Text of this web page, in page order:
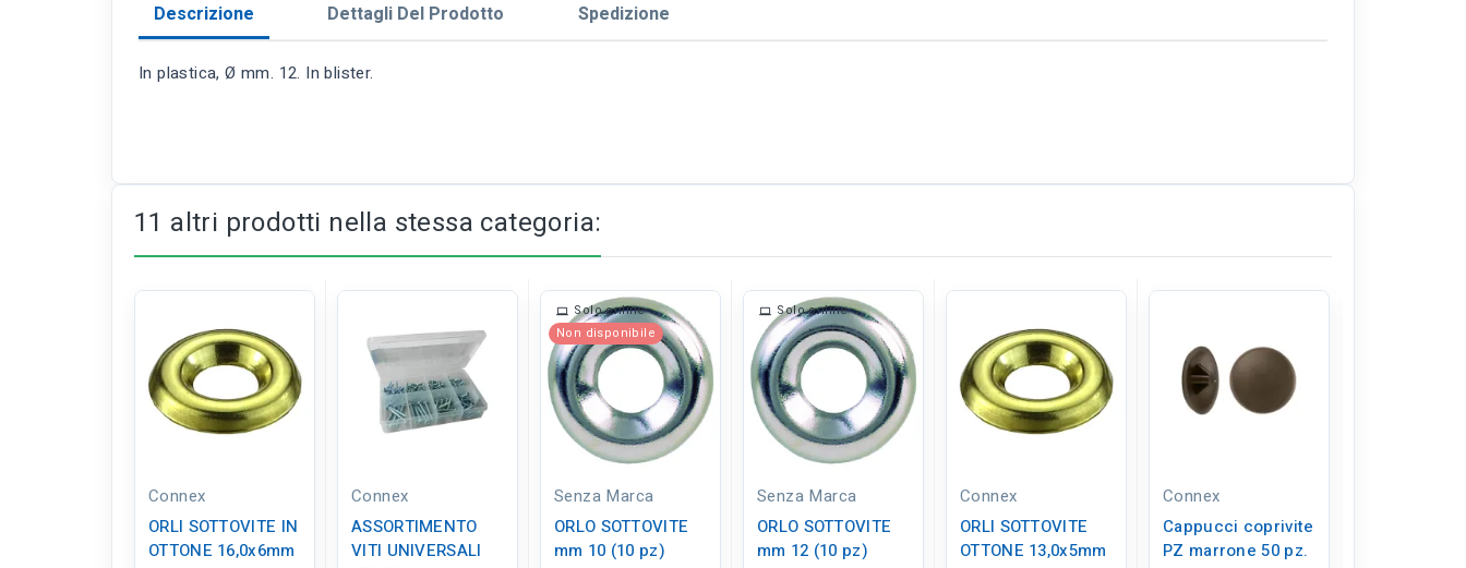
Descrizione Dettagli Del Prodotto Spedizione
In plastica, Ø mm. 12. In blister.
11 altri prodotti nella stessa categoria:
Connex
ORLI SOTTOVITE IN
OTTONE 16,0x6mm
Connex
ASSORTIMENTO
VITI UNIVERSALI
Solo online
Non disponibile
Senza Marca
ORLO SOTTOVITE
mm 10 (10 pz)
Solo online
Senza Marca
ORLO SOTTOVITE
mm 12 (10 pz)
Connex
ORLI SOTTOVITE
OTTONE 13,0x5mm
Connex
Cappucci coprivite
PZ marrone 50 pz.